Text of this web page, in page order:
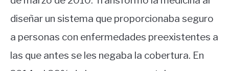
diseñar un sistema que proporcionaba seguro
a personas con enfermedades preexistentes a
las que antes se les negaba la cobertura. En